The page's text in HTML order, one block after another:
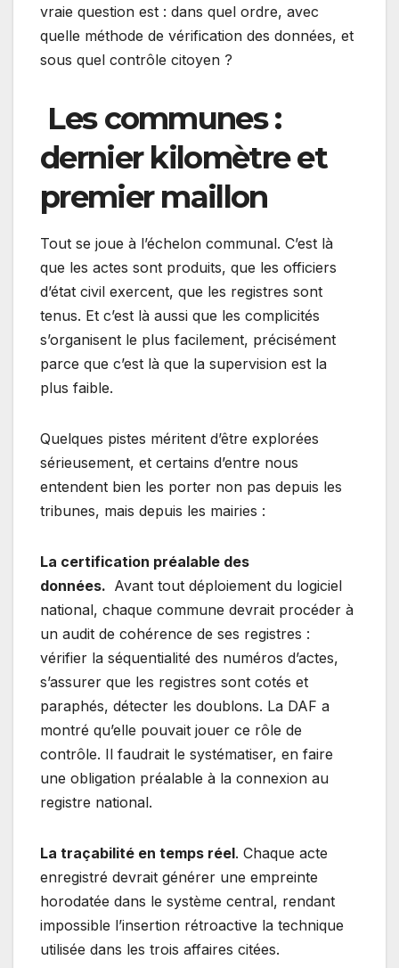
vraie question est : dans quel ordre, avec
quelle méthode de vérification des données, et
sous quel contrôle citoyen ?
Les communes :
dernier kilomètre et
premier maillon
Tout se joue à l’échelon communal. C’est là
que les actes sont produits, que les officiers
d’état civil exercent, que les registres sont
tenus. Et c’est là aussi que les complicités
s’organisent le plus facilement, précisément
parce que c’est là que la supervision est la
plus faible.
Quelques pistes méritent d’être explorées
sérieusement, et certains d’entre nous
entendent bien les porter non pas depuis les
tribunes, mais depuis les mairies :
La certification préalable des
données. Avant tout déploiement du logiciel
national, chaque commune devrait procéder à
un audit de cohérence de ses registres :
vérifier la séquentialité des numéros d’actes,
s’assurer que les registres sont cotés et
paraphés, détecter les doublons. La DAF a
montré qu’elle pouvait jouer ce rôle de
contrôle. Il faudrait le systématiser, en faire
une obligation préalable à la connexion au
registre national.
La traçabilité en temps réel. Chaque acte
enregistré devrait générer une empreinte
horodatée dans le système central, rendant
impossible l’insertion rétroactive la technique
utilisée dans les trois affaires citées.